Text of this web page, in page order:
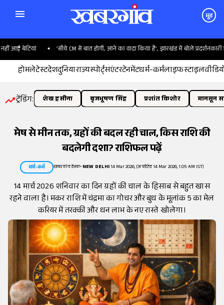
मूड
बेटियां 'सीधे CM से बात होगी, आने का वादा किया है', झारखंड में बोले प्रदर्शनकारी छात्र
होमलेटेस्टदेशदुनियाराज्यस्पोर्ट्सएंटरटेनमेंटधर्म-कर्मलाइफस्टाइल
ट्रेंडिंग: शेख हसीना बृजभूषण सिंह प्रशांत किशोर मानसून
मेष से मीन तक, ग्रहों की बदल रही चाल, किस राशि की
बदलेगी दशा? राशिफल पढ़ें
धर्म-कर्म खबरगांव डेस्क•NEW DELHI14 Mar 2026, (अपडेटेड 14 Mar 2026, 1:05 AM IST)
14 मार्च 2026 शनिवार का दिन ग्रहों की चाल के हिसाब से बहुत खास
रहने वाला है। मकर राशि में चंद्रमा का गोचर और बुध के मूलांक 5 का मेल
करियर में तरक्की और धन लाभ के नए रास्ते खोलेगा।